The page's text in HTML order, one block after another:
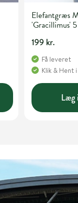
Elefantgræs
'Gracillimus'
199 kr.
Få leveret
Klik & Hent
Læg